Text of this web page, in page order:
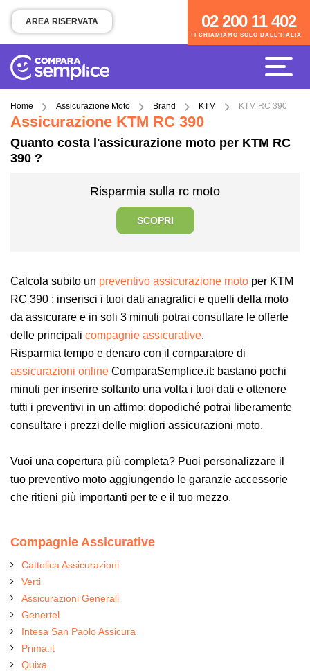
TI CHIAMIAMO SOLO DALL'ITALIA
02 200 11 402
AREA RISERVATA
Home Assicurazione Moto Brand KTM KTM RC 390
Assicurazione KTM RC 390
Quanto costa l'assicurazione moto per KTM RC
390 ?
Risparmia sulla rc moto
SCOPRI
Calcola subito un preventivo assicurazione moto per KTM
RC 390 : inserisci i tuoi dati anagrafici e quelli della moto
da assicurare e in soli 3 minuti potrai consultare le offerte
delle principali compagnie assicurative.
Risparmia tempo e denaro con il comparatore di
assicurazioni online ComparaSemplice.it: bastano pochi
minuti per inserire soltanto una volta i tuoi dati e ottenere
tutti i preventivi in un attimo; dopodiché potrai liberamente
consultare i prezzi delle migliori assicurazioni moto.
Vuoi una copertura più completa? Puoi personalizzare il
tuo preventivo moto aggiungendo le garanzie accessorie
che ritieni più importanti per te e il tuo mezzo.
Compagnie Assicurative
Cattolica Assicurazioni
Verti
Assicurazioni Generali
Genertel
Intesa San Paolo Assicura
Prima.it
Quixa
02 200 11 402